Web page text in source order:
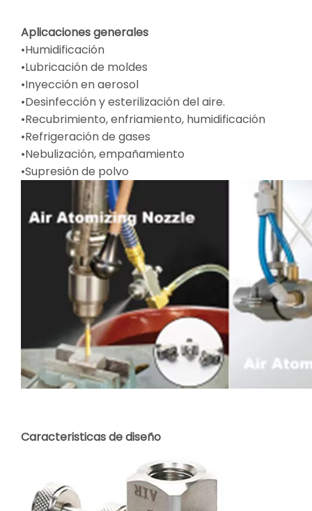
Aplicaciones generales
•Humidificación
•Lubricación de moldes
•Inyección en aerosol
•Desinfección y esterilización del aire.
•Recubrimiento, enfriamiento, humidificación
•Refrigeración de gases
•Nebulización, empañamiento
•Supresión de polvo
Caracteristicas de diseño